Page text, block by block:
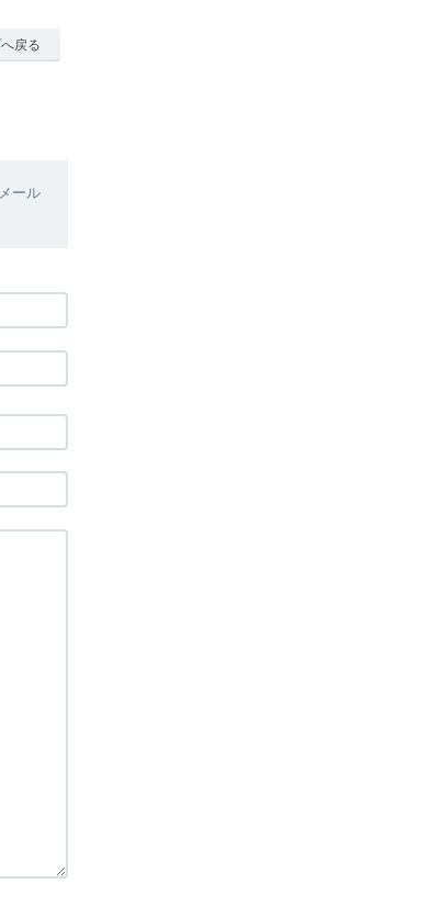
戻る
ール